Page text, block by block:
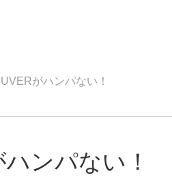
がハンパない！
ンパない！